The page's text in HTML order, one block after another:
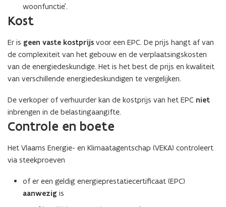
v
e
s
t
e
r
woonfunctie’.
Kost
Er is geen vaste kostprijs voor een EPC. De prijs hangt af van
de complexiteit van het gebouw en de verplaatsingskosten
van de energiedeskundige. Het is het best de prijs en kwaliteit
van verschillende energiedeskundigen te vergelijken.
De verkoper of verhuurder kan de kostprijs van het EPC niet
inbrengen in de belastingaangifte.
Controle en boete
Het Vlaams Energie- en Klimaatagentschap (VEKA) controleert
via steekproeven
of er een geldig energieprestatiecertificaat (EPC)
aanwezig is